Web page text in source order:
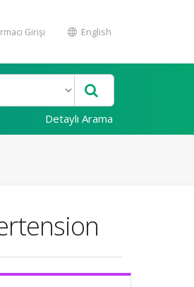
Girişi English
Detaylı Arama